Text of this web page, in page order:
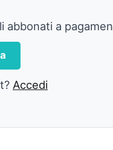
abbonati a
Accedi